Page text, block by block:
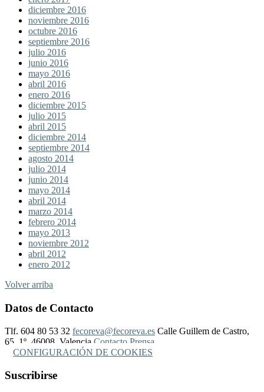
diciembre 2016
noviembre 2016
octubre 2016
septiembre 2016
julio 2016
junio 2016
mayo 2016
abril 2016
enero 2016
diciembre 2015
julio 2015
abril 2015
diciembre 2014
septiembre 2014
agosto 2014
julio 2014
junio 2014
mayo 2014
abril 2014
marzo 2014
febrero 2014
mayo 2013
noviembre 2012
abril 2012
enero 2012
Volver arriba
Datos de Contacto
Tlf. 604 80 53 32 fecoreva@fecoreva.es Calle Guillem de Castro,
65, 1º, 46008, Valencia Contacto Prensa
CONFIGURACIÓN DE COOKIES
Suscribirse